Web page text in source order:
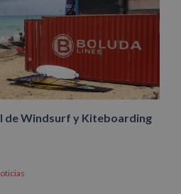
de Windsurf y Kiteboarding